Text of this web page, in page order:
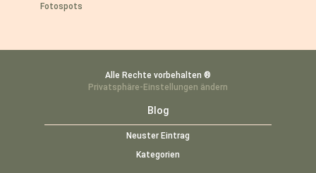
Fotospots
Alle Rechte vorbehalten ®
Privatsphäre-Einstellungen ändern
Blog
Neuster Eintrag
Kategorien